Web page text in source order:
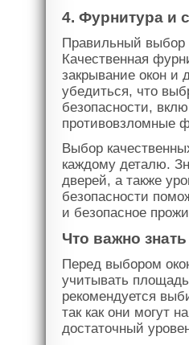
4. Фурнитура и
Правильный выбор
Качественная
закрывание окон и
убедиться, что
безопасности,
противовзломные
Выбор
каждому деталю.
дверей, а также
безопасности
и безопасное
Что важно
Перед выбором
учитывать
рекомендуется
так как они могут
достаточный